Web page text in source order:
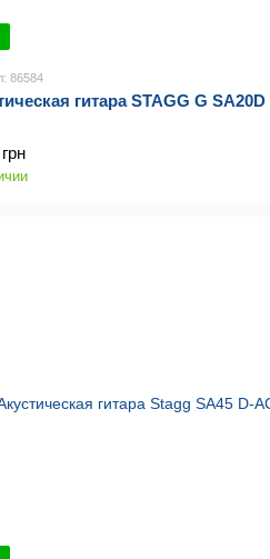
86584
гитара STAGG G SA20D